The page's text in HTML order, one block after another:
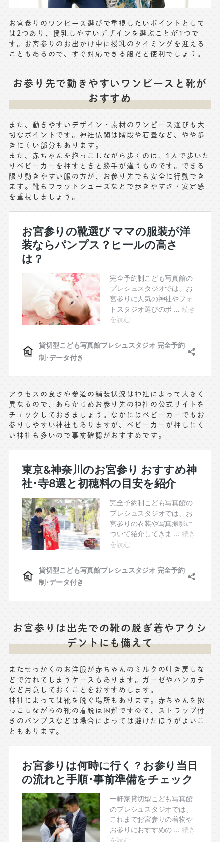
お宮参りのワンピース選びで重視したいポイントとして
は2つあり、授乳しやすいデザインを選ぶことが1つで
す。お宮参りのお出かけ中に授乳のタイミングを迎える
こともあるので、すぐ対応できる服だと便利でしょう。
お参り先で動きやすいワンピースと靴が
おすすめ
また、動きやすいデザイン・素材のワンピース選びも大
切なポイントです。神社仏閣は階段や石畳など、やや歩
きにくい部分もあります。
また、赤ちゃんを抱っこしながら歩くのは、1人で歩いた
りベビーカーを押すときと勝手が違うものです。できる
限り動きやすい服の方が、お参り先でも安全に行動でき
ます。靴もフラットシューズなどで歩きやすさ・安定感
を重視しましょう。
アクセスの良さや参道の舗装状況は神社によって大きく
異なるので、あらかじめお参り先の神社の公式サイトを
チェックしておきましょう。なかにはベビーカーでもお
参りしやすい神社もありますが、ベビーカーが押しにく
い神社も多いので事前確認がおすすめです。
お宮参りは出先での靴の脱ぎ着やアクシ
デントにも備えて
またせっかくのお洋服が赤ちゃんのミルクの吐き戻しな
どで汚れてしまうケースもあります。ガーゼやハンカチ
など用意しておくことをおすすめします。
神社によっては靴を脱ぐ場所もあります。赤ちゃんを抱
っこしながらの靴の着脱は困難ですので、ストラップ付
きのパンプスなどは場合によっては避けたほうがよいこ
ともあります。